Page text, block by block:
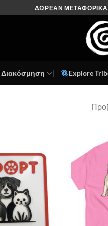
ΔΩΡΕΑΝ
Διακόσμηση Explore
Πρόσθήκη
στην λίστα
επιθυμιών